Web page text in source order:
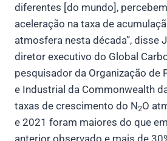
diferentes [do mundo],
aceleração na taxa de
atmosfera nesta década”, disse
diretor executivo do Global
pesquisador da Organização de
e Industrial da Commonwealth
taxas de crescimento do N2O
e 2021 foram maiores do que
anterior observado e mais de